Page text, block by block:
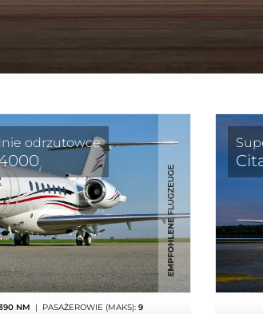
odrzutowce
NM | PASAŻEROWIE (MAKS): 9